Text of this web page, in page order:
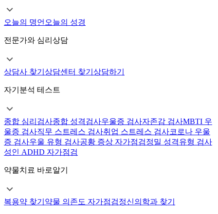
오늘의 명언 오늘의 성경
전문가와 심리상담
상담사 찾기 상담센터 찾기 상담하기
자기분석 테스트
종합 심리검사종합 성격검사우울증 검사자존감 검사MBTI 우
울증 검사직무 스트레스 검사취업 스트레스 검사코로나 우울
증 검사우울 유형 검사공황 증상 자가점검정밀 성격유형 검사
성인 ADHD 자가점검
약물치료 바로알기
복용약 찾기 약물 의존도 자가점검정신의학과 찾기